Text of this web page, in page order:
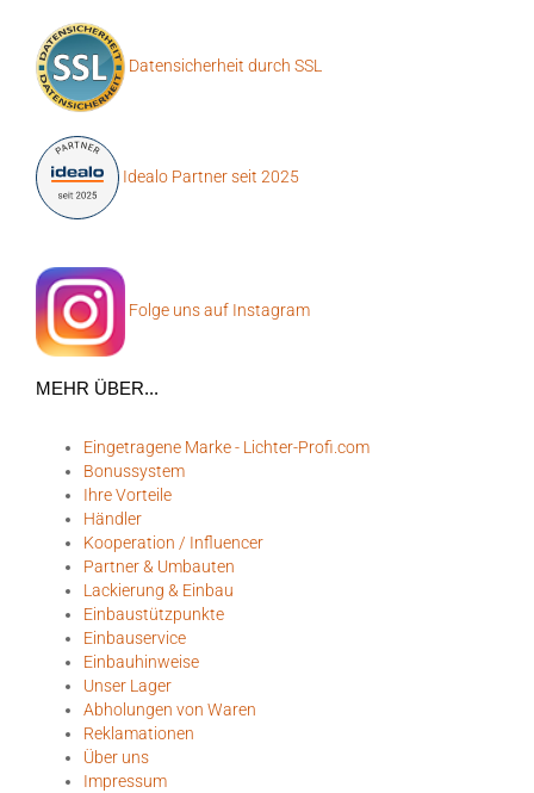
Datensicherheit durch SSL
Idealo Partner seit 2025
Folge uns auf Instagram
MEHR ÜBER...
Eingetragene Marke - Lichter-Profi.com
Bonussystem
Ihre Vorteile
Händler
Kooperation / Influencer
Partner & Umbauten
Lackierung & Einbau
Einbaustützpunkte
Einbauservice
Einbauhinweise
Unser Lager
Abholungen von Waren
Reklamationen
Über uns
Impressum